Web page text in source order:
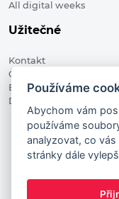
All digital weeks
Užitečné
Kontakt
Členské organizace
Blog
Digitalizace ve
This project has
Commission
Používáme
Abychom vám
používáme
analyzovat, co
stránky dále